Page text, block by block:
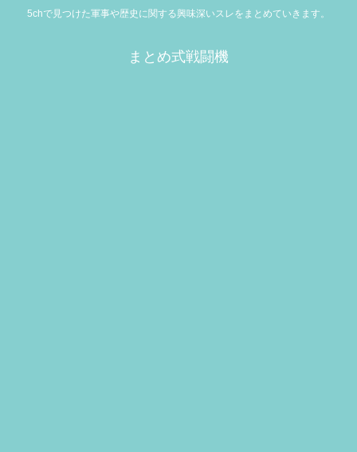
5chで見つけた軍事や歴史に関する興味深いスレをまとめていきます。
まとめ式戦闘機